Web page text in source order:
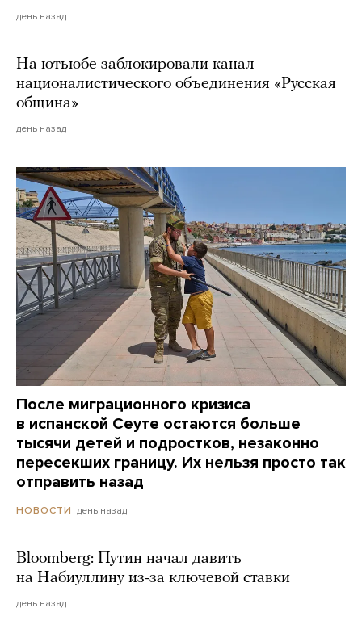
день назад
На ютьюбе заблокировали канал
националистического объединения «Русская
община»
день назад
После миграционного кризиса
в испанской Сеуте остаются больше
тысячи детей и подростков, незаконно
пересекших границу. Их нельзя просто так
отправить назад
НОВОСТИ день назад
Bloomberg: Путин начал давить
на Набиуллину из-за ключевой ставки
день назад